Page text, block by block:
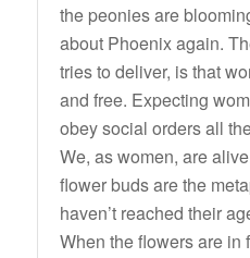
the peonies are
about Phoenix again.
tries to deliver, is that
and free. Expecting
obey social orders all
We, as women, are
flower buds are the
haven’t reached their
When the flowers are in